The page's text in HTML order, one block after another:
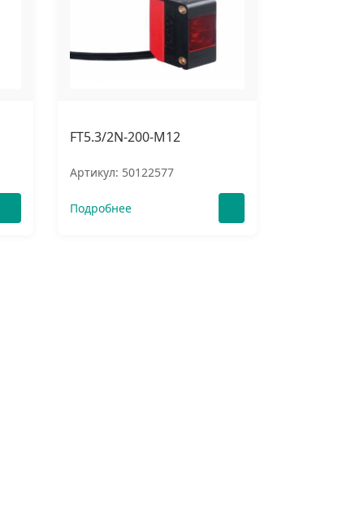
FT5.3/2N-200-M12
Артикул: 50122577
Подробнее